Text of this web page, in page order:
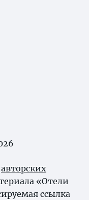
авторских
«Отели
ссылка